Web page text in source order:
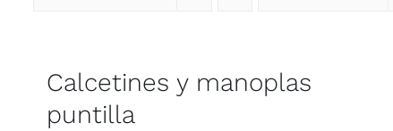
Calcetines y manoplas
puntilla